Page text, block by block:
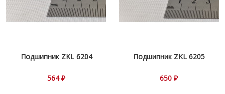
Подшипник ZKL 6204
564 ₽
Подшипник ZKL 6205
650 ₽